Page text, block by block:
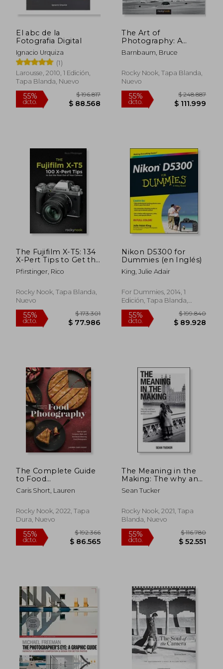
El abc de la
Fotografia Digital
Ignacio Urquiza
(1)
Larousse, 2010, 1 Edición,
Tapa Blanda, Nuevo
55%
dcto. $ 88.568
The Art of
Photography: A
Personal Approach
to Artistic Expression
Barnbaum, Bruce
Rocky Nook, Tapa Blanda,
Nuevo
55%
dcto. $
The Fujifilm X-T5: 134
X-Pert Tips to Get the
Most Out of Your
Camera (en Inglés)
Pfirstinger, Rico
Rocky Nook, Tapa Blanda,
Nuevo
55%
dcto.
$ 173.301
Nikon D5300 for
Dummies (en Inglés)
King, Julie Adair
For Dummies, 2014, 1
Edición, Tapa Blanda,
Nuevo
55%
dcto.
The Complete Guide
to Food
Photography: How to
Light, Compose,
Watering Food
Photographs (en
Caris Short, Lauren
Rocky Nook, 2022, Tapa
Dura, Nuevo
The Meaning in the
Making: The why and
how Behind our
Human Need to
Sean Tucker
Rocky Nook, 2021, Tapa
Blanda, Nuevo